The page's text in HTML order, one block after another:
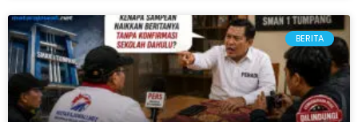
BERITA